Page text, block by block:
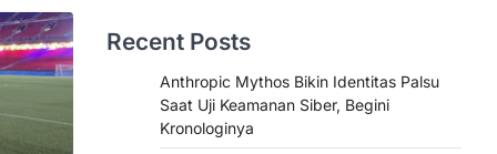
Recent Posts
Anthropic Mythos Bikin Identitas Palsu
Saat Uji Keamanan Siber, Begini
Kronologinya